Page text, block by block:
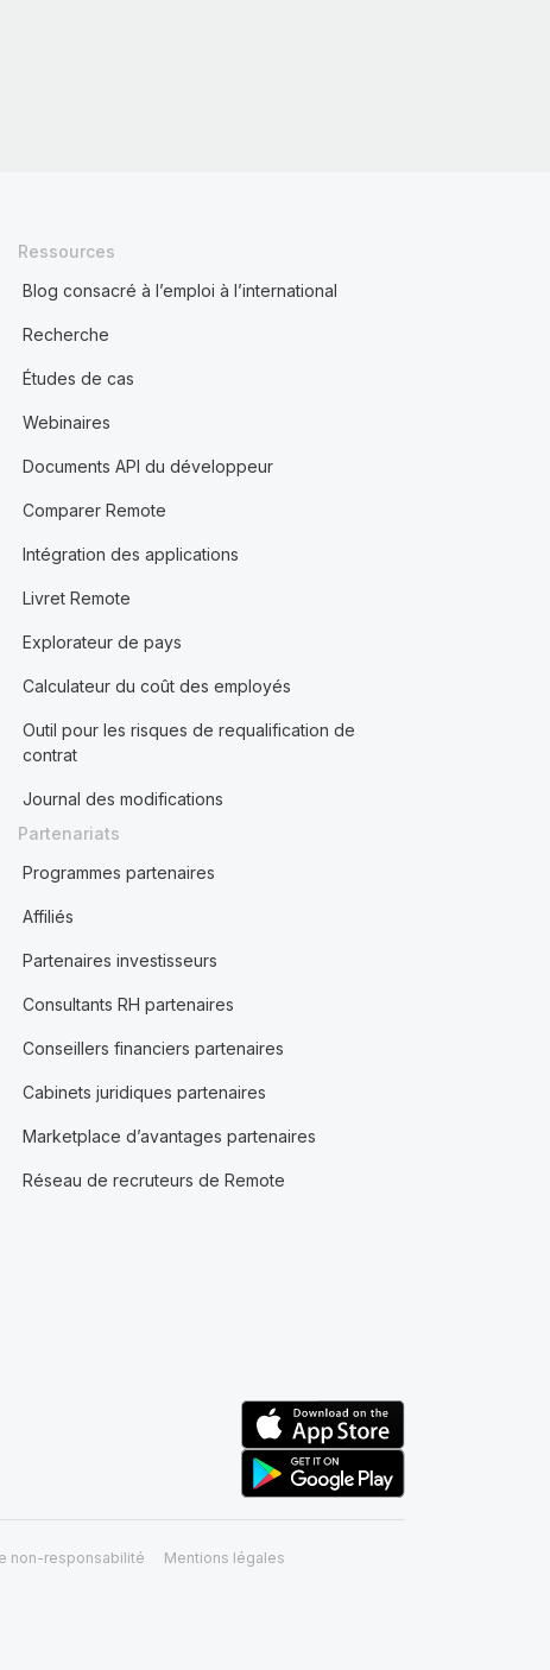
Ressources
Blog consacré à l’emploi à l’international
Recherche
Études de cas
Webinaires
Documents API du développeur
Comparer Remote
Intégration des applications
Livret Remote
Explorateur de pays
Calculateur du coût des employés
Outil pour les risques de requalification de
contrat
Journal des modifications
Partenariats
Programmes partenaires
Affiliés
Partenaires investisseurs
Consultants RH partenaires
Conseillers financiers partenaires
Cabinets juridiques partenaires
Marketplace d’avantages partenaires
Réseau de recruteurs de Remote
non-responsabilité Mentions légales